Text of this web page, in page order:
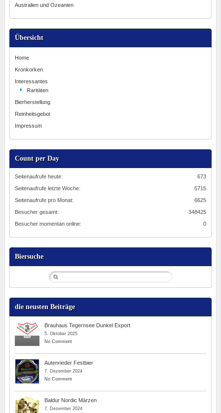
Australien und Ozeanien
Übersicht
Home
Kronkorken
Interessantes
Raritäten
Bierherstellung
Reinheitsgebot
Impressum
Count per Day
673
Seitenaufrufe heute:
5715
Seitenaufrufe letzte Woche:
6625
Seitenaufrufe pro Monat:
348425
Besucher gesamt:
0
Besucher momentan online:
Biersuche
die neusten Beiträge
Brauhaus Tegernsee Dunkel Export
5. Oktober 2025
No Comment
Autenrieder Festbier
7. Dezember 2024
No Comment
Baldur Nordic Märzen
7. Dezember 2024